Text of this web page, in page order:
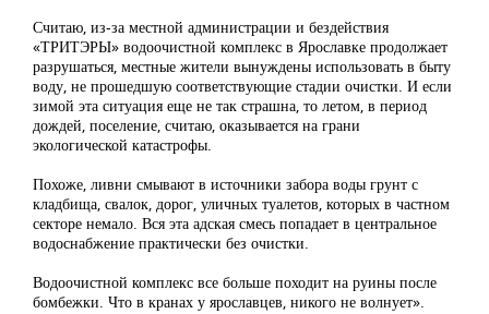
Считаю, из-за местной администрации и бездействия
«ТРИТЭРЫ» водоочистной комплекс в Ярославке продолжает
разрушаться, местные жители вынуждены использовать в быту
воду, не прошедшую соответствующие стадии очистки. И если
зимой эта ситуация еще не так страшна, то летом, в период
дождей, поселение, считаю, оказывается на грани
экологической катастрофы.
Похоже, ливни смывают в источники забора воды грунт с
кладбища, свалок, дорог, уличных туалетов, которых в частном
секторе немало. Вся эта адская смесь попадает в центральное
водоснабжение практически без очистки.
Водоочистной комплекс все больше походит на руины после
бомбежки. Что в кранах у ярославцев, никого не волнует».